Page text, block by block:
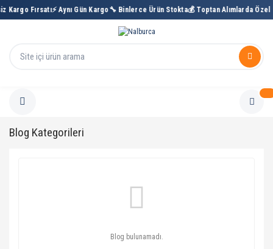
Kargo Fırsatı⚡ Aynı Gün Kargo🔧 Binlerce Ürün Stokta💰 Toptan Alımlarda Özel
Blog Kategorileri
Blog bulunamadı.